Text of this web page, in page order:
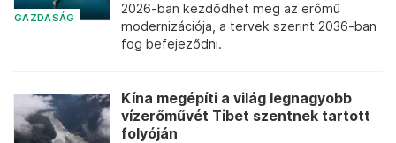
GAZDASÁG
2026-ban kezdődhet meg az erőmű
modernizációja, a tervek szerint 2036-ban
fog befejeződni.
Kína megépíti a világ legnagyobb
vízerőművét Tibet szentnek tartott
folyóján